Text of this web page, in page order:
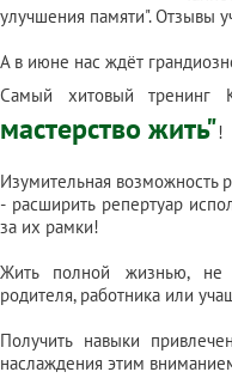
улучшения памяти". Отзывы
А в июне нас ждёт
Самый хитовый тренинг
мастерство жить"!
Изумительная возможность
- расширить репертуар
за их рамки!
Жить полной жизнью, не
родителя, работника или
Получить навыки
наслаждения этим